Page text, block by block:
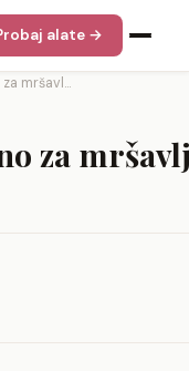
alate →
mršavl...
za